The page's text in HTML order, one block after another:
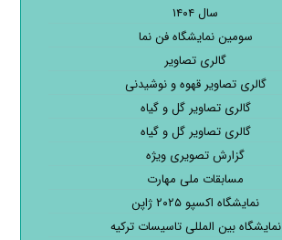
سال ۱۴۰۴
سومین نمایشگاه فن نما
گالری تصاویر
گالری تصاویر قهوه و نوشیدنی
گالری تصاویر گل و گیاه
گالری تصاویر گل و گیاه
گزارش تصویری ویژه
مسابقات ملی مهارت
نمایشگاه اکسپو ۲۰۲۵ ژاپن
نمایشگاه بین المللی تاسیسات ترکیه